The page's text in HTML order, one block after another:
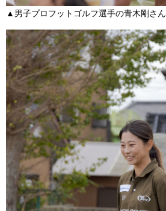
▲男子プロフットゴルフ選手の青木剛さん​